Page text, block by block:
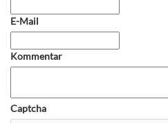
E-Mail
Kommentar
Captcha